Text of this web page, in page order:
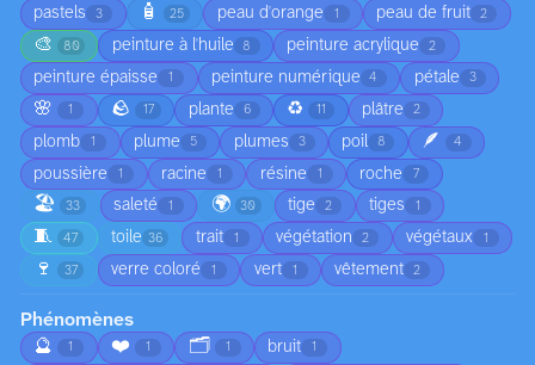
pastels 3 🧴 25 peau d'orange 1 peau de fruit 2
🎨 80 peinture à l'huile 8 peinture acrylique 2
peinture épaisse 1 peinture numérique 4 pétale 3
🌸 1 🪨 17 plante 6 ♻️ 11 plâtre 2
plomb 1 plume 5 plumes 3 poil 8 🪶 4
poussière 1 racine 1 résine 1 roche 7
🏖️ 33 saleté 1 🌍 30 tige 2 tiges 1
🧵 47 toile 36 trait 1 végétation 2 végétaux 1
🍷 37 verre coloré 1 vert 1 vêtement 2
Phénomènes
🔮
1 ❤️ 1 🗂️ 1 bruit 1